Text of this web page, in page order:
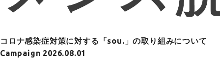
コロナ感染症対策に対する「sou.」の取り組みについて
Campaign 2026.08.01